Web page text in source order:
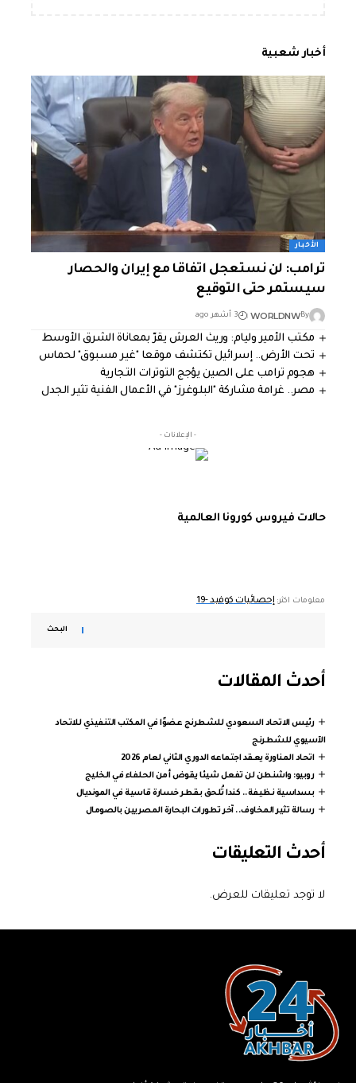
أخبار شعبية
الأخبار
ترامب: لن نستعجل اتفاقا مع إيران والحصار
سيستمر حتى التوقيع
By
WORLDNW 3 أشهر ago
مكتب الأمير وليام: وريث العرش يقرّ بمعاناة الشرق الأوسط
تحت الأرض.. إسرائيل تكتشف موقعا "غير مسبوق" لحماس
هجوم ترامب على الصين يؤجج التوترات التجارية
مصر.. غرامة مشاركة "البلوغرز" في الأعمال الفنية تثير الجدل
- الإعلانات -
حالات فيروس كورونا العالمية
معلومات اكثر:إحصائيات كوفيد -19
البحث
أحدث المقالات
رئيس الاتحاد السعودي للشطرنج عضوًا في المكتب التنفيذي للاتحاد
الآسيوي للشطرنج
اتحاد المناورة يعقد اجتماعه الدوري الثاني لعام 2026
روبيو: واشنطن لن تفعل شيئا يقوض أمن الحلفاء في الخليج
بسداسية نظيفة.. كندا تُلحق بقطر خسارة قاسية في المونديال
رسالة تثير المخاوف.. آخر تطورات البحارة المصريين بالصومال
أحدث التعليقات
لا توجد تعليقات للعرض.